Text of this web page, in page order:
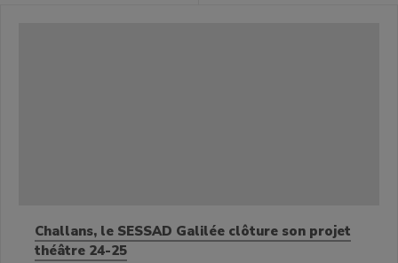
Challans, le SESSAD Galilée clôture son projet
théâtre 24-25